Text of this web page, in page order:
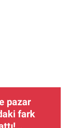
pazar
fark